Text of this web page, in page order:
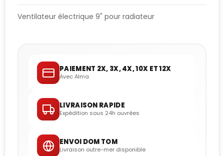
Ventilateur électrique 9" pour radiateur
PAIEMENT 2X, 3X, 4X, 10X ET 12X
Avec Alma
LIVRAISON RAPIDE
Expédition sous 24h ouvrées
ENVOI DOM TOM
Livraison outre-mer disponible